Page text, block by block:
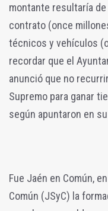
montante resultaría
contrato (once
técnicos y vehículos
recordar que el
anunció que no
Supremo para ganar
según apuntaron en
Fue Jaén en Común,
Común (JSyC) la